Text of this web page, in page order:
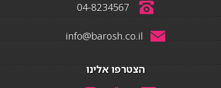
04-8234567
info@barosh.co.il
הצטרפו אלינו